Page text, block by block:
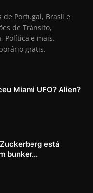
Portugal, Brasil e
de Trânsito,
Política e mais.
gratis.
Miami UFO? Alien?
está
bunker...